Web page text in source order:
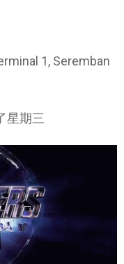
1, Seremban
星期三